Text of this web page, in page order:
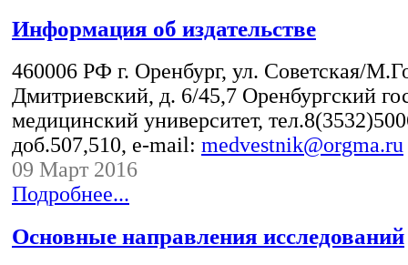
Информация об издательстве
460006 РФ г. Оренбург, ул. Советская/
Дмитриевский, д. 6/45,7 Оренбургский
медицинский университет,
доб.507,510, e-mail: medvestnik@orgma.ru
09 Март 2016
Подробнее...
Основные направления исследований